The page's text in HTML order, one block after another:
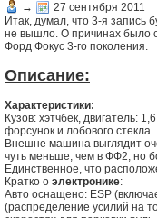
→
27 сентября 2011
Итак, думал, что 3-я запись
не вышло. О причинах было
Форд Фокус 3-го поколения.
Описание:
Характеристики:
Кузов: хэтчбек, двигатель:
форсунок и лобового стекла.
Внешне машина выглядит
чуть меньше, чем в ФФ2, но
Единственное, что
Кратко о электронике:
Авто оснащено: ESP
(распределение усилий на